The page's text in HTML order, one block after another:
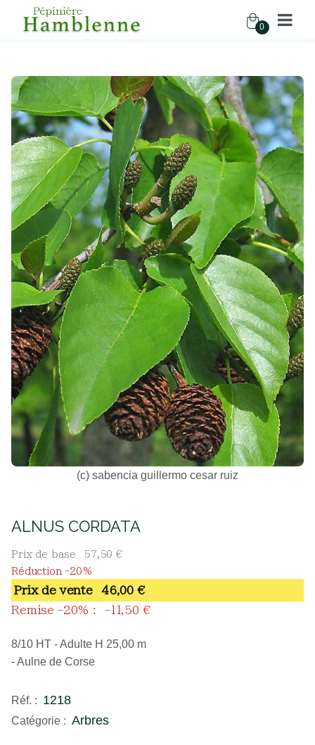
0
Accueil Boutique Arbres ALNUS CORDATA
(c) sabencia guillermo cesar ruiz
ALNUS CORDATA
Prix de base
57,50 €
Réduction -20%
Prix ​​de vente
46,00 €
Remise -20% :
-11,50 €
8/10 HT - Adulte H 25,00 m
- Aulne de Corse
Réf. : 1218
Catégorie : Arbres